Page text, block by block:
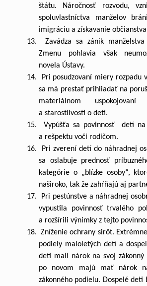
štátu. Náročnosť rozvodu,
spoluvlastníctva manželov
imigráciu a získavanie
13. Zavádza sa zánik manželstva
Zmenu pohlavia však
novela Ústavy.
14. Pri posudzovaní miery rozpadu
sa má prestať prihliadať na
materiálnom
a starostlivosti o deti.
15. Vypúšťa sa povinnosť detí na
a rešpektu voči rodičom.
16. Pri zverení detí do náhradnej
sa oslabuje prednosť
kategórie o „blízke osoby“,
naširoko, tak že zahŕňajú aj
17. Pri pestúnstve a náhradnej
vypustila povinnosť trvalého
a rozšírili výnimky z tejto
18. Zníženie ochrany sirôt.
podiely maloletých detí a
deti mali nárok na svoj zákonný
po novom majú mať nárok
zákonného podielu. Dospelé